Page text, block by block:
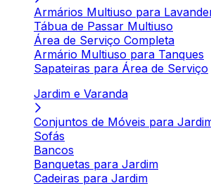
Armários Multiuso para
Tábua de Passar Multiuso
Área de Serviço Completa
Armário Multiuso para Tanques
Sapateiras para Área de Serviço
Jardim e Varanda
Conjuntos de Móveis para
Sofás
Bancos
Banquetas para Jardim
Cadeiras para Jardim